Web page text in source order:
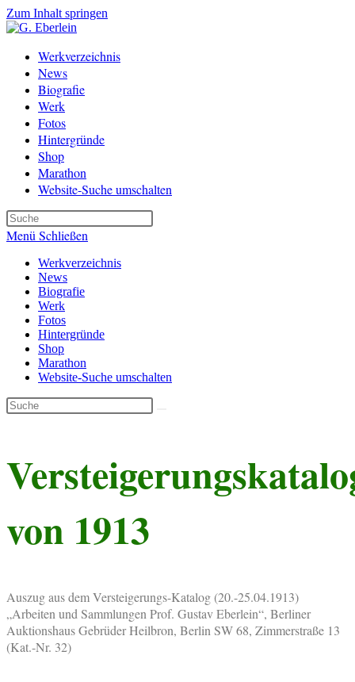
Zum Inhalt springen
Werkverzeichnis
News
Biografie
Werk
Fotos
Hintergründe
Shop
Marathon
Website-Suche umschalten
Menü Schließen
Werkverzeichnis
News
Biografie
Werk
Fotos
Hintergründe
Shop
Marathon
Website-Suche umschalten
von 1913
Auszug aus dem Versteigerungs-Katalog (20.-25.04.1913)
„Arbeiten und Sammlungen Prof. Gustav Eberlein“, Berliner
Auktionshaus Gebrüder Heilbron, Berlin SW 68, Zimmerstraße 13
(Kat.-Nr. 32)